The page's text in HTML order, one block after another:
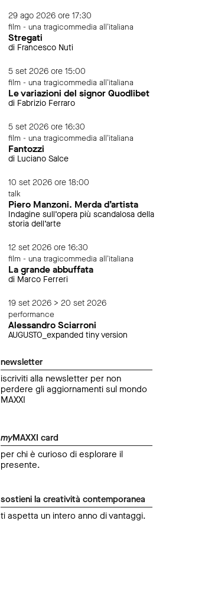
29 ago 2026 ore 17:30
film - una tragicommedia all'italiana
Stregati
di Francesco Nuti
5 set 2026 ore 15:00
film - una tragicommedia all'italiana
Le variazioni del signor Quodlibet
di Fabrizio Ferraro
5 set 2026 ore 16:30
film - una tragicommedia all'italiana
Fantozzi
di Luciano Salce
10 set 2026 ore 18:00
talk
Piero Manzoni. Merda d’artista
Indagine sull’opera più scandalosa della
storia dell’arte
12 set 2026 ore 16:30
film - una tragicommedia all'italiana
La grande abbuffata
di Marco Ferreri
19 set 2026 > 20 set 2026
performance
Alessandro Sciarroni
AUGUSTO_expanded tiny version
newsletter
iscriviti alla newsletter per non
perdere gli aggiornamenti sul mondo
MAXXI
myMAXXI card
per chi è curioso di esplorare il
presente.
sostieni la creatività contemporanea
ti aspetta un intero anno di vantaggi.